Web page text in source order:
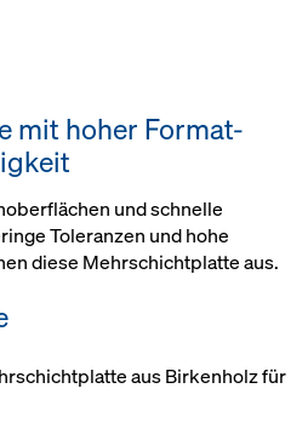
mit hoher Format-
und schnelle
Toleranzen und hohe
diese Mehrschichtplatte aus.
aus Birkenholz für